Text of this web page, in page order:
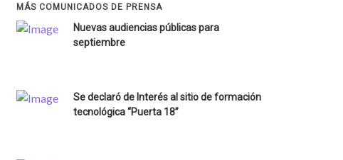
MÁS COMUNICADOS DE PRENSA
Nuevas audiencias públicas para
septiembre
Se declaró de Interés al sitio de formación
tecnológica “Puerta 18”